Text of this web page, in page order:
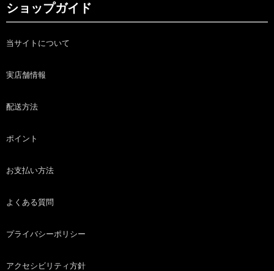
ショップガイド
当サイトについて
実店舗情報
配送方法
ポイント
お支払い方法
よくある質問
プライバシーポリシー
アクセシビリティ方針